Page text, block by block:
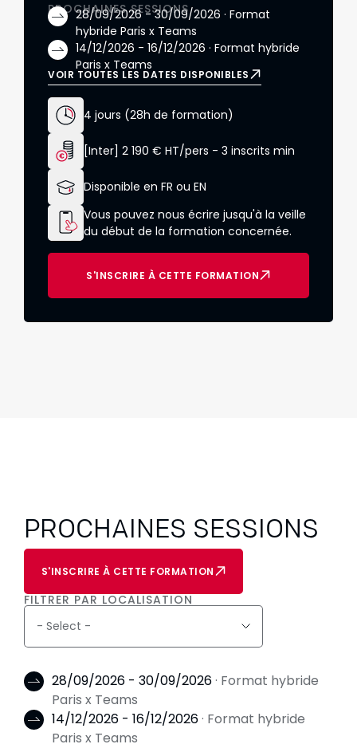
PROCHAINES SESSIONS
28/09/2026 - 30/09/2026 · Format
hybride Paris x Teams
14/12/2026 - 16/12/2026 · Format hybride
Paris x Teams
VOIR TOUTES LES DATES DISPONIBLES
4 jours (28h de formation)
[Inter] 2 190 € HT/pers - 3 inscrits min
Disponible en FR ou EN
Vous pouvez nous écrire jusqu'à la veille
du début de la formation concernée.
S'INSCRIRE À CETTE FORMATION
PROCHAINES SESSIONS
S'INSCRIRE À CETTE FORMATION
FILTRER PAR LOCALISATION
28/09/2026 - 30/09/2026· Format hybride
Paris x Teams
14/12/2026 - 16/12/2026· Format hybride
Paris x Teams